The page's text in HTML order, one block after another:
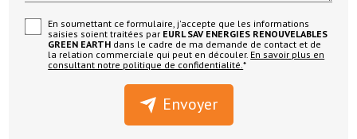
En soumettant ce formulaire, j'accepte que les informations
saisies soient traitées par EURL SAV ENERGIES RENOUVELABLES
GREEN EARTH dans le cadre de ma demande de contact et de
la relation commerciale qui peut en découler. En savoir plus en
consultant notre politique de confidentialité.*
Envoyer